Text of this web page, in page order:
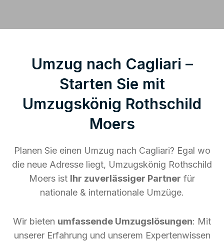
Umzug nach Cagliari –
Starten Sie mit
Umzugskönig Rothschild
Moers
Planen Sie einen Umzug nach Cagliari? Egal wo
die neue Adresse liegt, Umzugskönig Rothschild
Moers ist Ihr zuverlässiger Partner für
nationale & internationale Umzüge.
Wir bieten umfassende Umzugslösungen: Mit
unserer Erfahrung und unserem Expertenwissen